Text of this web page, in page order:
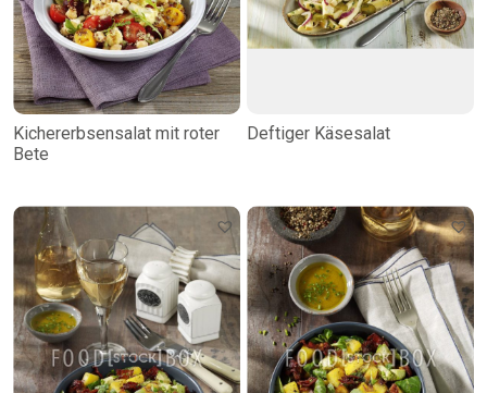
Kichererbsensalat mit roter
Bete
Deftiger Käsesalat